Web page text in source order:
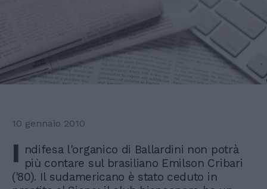
10 gennaio 2010
I ndifesa l'organico di Ballardini non potrà
più contare sul brasiliano Emilson Cribari
('80). Il sudamericano è stato ceduto in